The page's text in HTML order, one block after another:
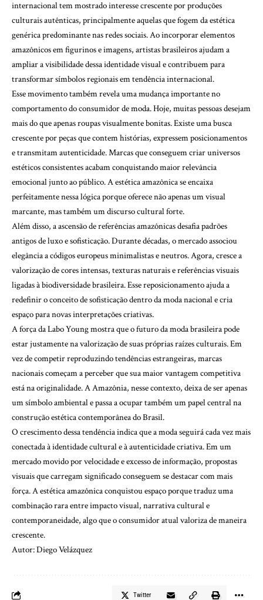
internacional tem mostrado interesse crescente por produções
culturais autênticas, principalmente aquelas que fogem da estética
genérica predominante nas redes sociais. Ao incorporar elementos
amazônicos em figurinos e imagens, artistas brasileiros ajudam a
ampliar a visibilidade dessa identidade visual e contribuem para
transformar símbolos regionais em tendência internacional.
Esse movimento também revela uma mudança importante no
comportamento do consumidor de moda. Hoje, muitas pessoas desejam
mais do que apenas roupas visualmente bonitas. Existe uma busca
crescente por peças que contem histórias, expressem posicionamentos
e transmitam autenticidade. Marcas que conseguem criar universos
estéticos consistentes acabam conquistando maior relevância
emocional junto ao público. A estética amazônica se encaixa
perfeitamente nessa lógica porque oferece não apenas um visual
marcante, mas também um discurso cultural forte.
Além disso, a ascensão de referências amazônicas desafia padrões
antigos de luxo e sofisticação. Durante décadas, o mercado associou
elegância a códigos europeus minimalistas e neutros. Agora, cresce a
valorização de cores intensas, texturas naturais e referências visuais
ligadas à biodiversidade brasileira. Esse reposicionamento ajuda a
redefinir o conceito de sofisticação dentro da moda nacional e cria
espaço para novas interpretações criativas.
A força da Labo Young mostra que o futuro da moda brasileira pode
estar justamente na valorização de suas próprias raízes culturais. Em
vez de competir reproduzindo tendências estrangeiras, marcas
nacionais começam a perceber que sua maior vantagem competitiva
está na originalidade. A Amazônia, nesse contexto, deixa de ser apenas
um símbolo ambiental e passa a ocupar também um papel central na
construção estética contemporânea do Brasil.
O crescimento dessa tendência indica que a moda seguirá cada vez mais
conectada à identidade cultural e à autenticidade criativa. Em um
mercado movido por velocidade e excesso de informação, propostas
visuais que carregam significado conseguem se destacar com mais
força. A estética amazônica conquistou espaço porque traduz uma
combinação rara entre impacto visual, narrativa cultural e
contemporaneidade, algo que o consumidor atual valoriza de maneira
crescente.
Autor: Diego Velázquez
Twitter